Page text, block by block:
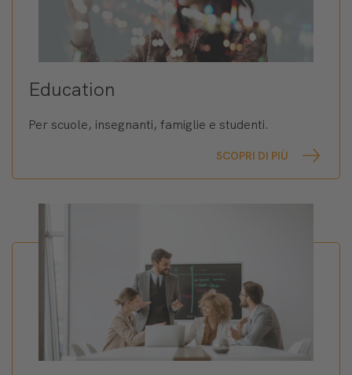
Education
Per scuole, insegnanti, famiglie e studenti.
SCOPRI DI PIÙ